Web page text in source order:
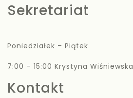
Sekretariat
Poniedziałek – Piątek
7:00 – 15:00 Krystyna Wiśniewska
Kontakt